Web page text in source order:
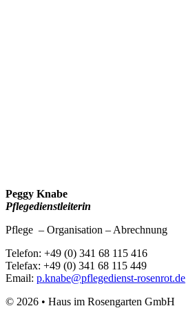
Peggy Knabe
Pflegedienstleiterin
Pflege – Organisation – Abrechnung
Telefon: +49 (0) 341 68 115 416
Telefax: +49 (0) 341 68 115 449
Email: p.knabe@pflegedienst-rosenrot.de
© 2026 • Haus im Rosengarten GmbH